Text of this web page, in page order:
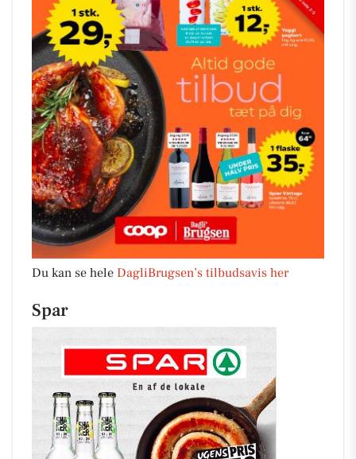
Du kan se hele DagliBrugsen’s tilbudsavis her
Spar